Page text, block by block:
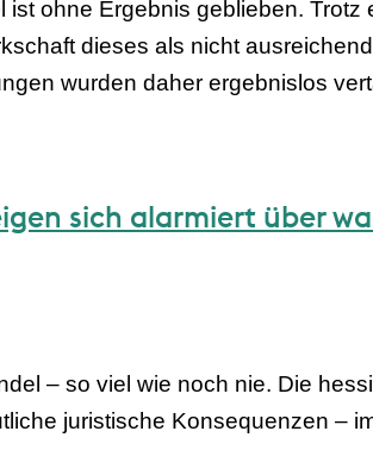
ohne Ergebnis geblieben. Trotz
dieses als nicht
wurden daher ergebnislos
sich alarmiert über
– so viel wie noch nie. Die
juristische Konsequenzen –